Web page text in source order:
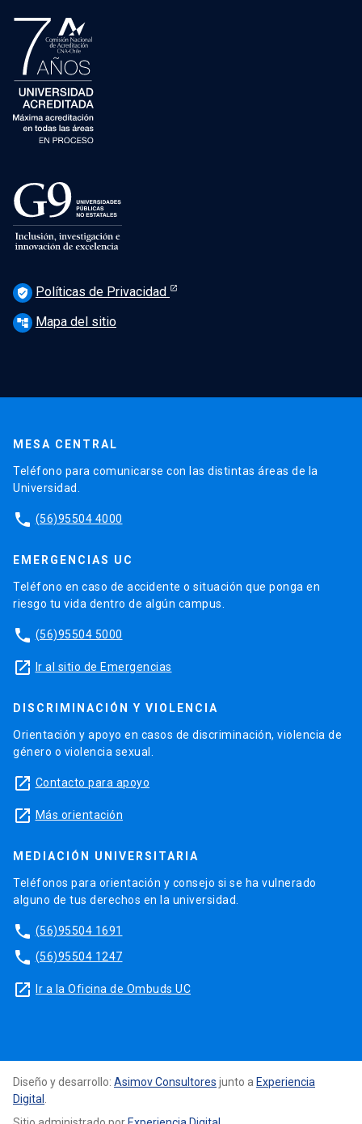
verified_user Políticas de Privacidad
account_tree Mapa del sitio
MESA CENTRAL
Teléfono para comunicarse con las distintas áreas de la
Universidad.
phone (56)95504 4000
EMERGENCIAS UC
Teléfono en caso de accidente o situación que ponga en
riesgo tu vida dentro de algún campus.
phone (56)95504 5000
launch Ir al sitio de Emergencias
DISCRIMINACIÓN Y VIOLENCIA
Orientación y apoyo en casos de discriminación, violencia de
género o violencia sexual.
launch Contacto para apoyo
launch Más orientación
MEDIACIÓN UNIVERSITARIA
Teléfonos para orientación y consejo si se ha vulnerado
alguno de tus derechos en la universidad.
phone (56)95504 1691
phone (56)95504 1247
launch Ir a la Oficina de Ombuds UC
Diseño y desarrollo: Asimov Consultores junto a Experiencia
Digital